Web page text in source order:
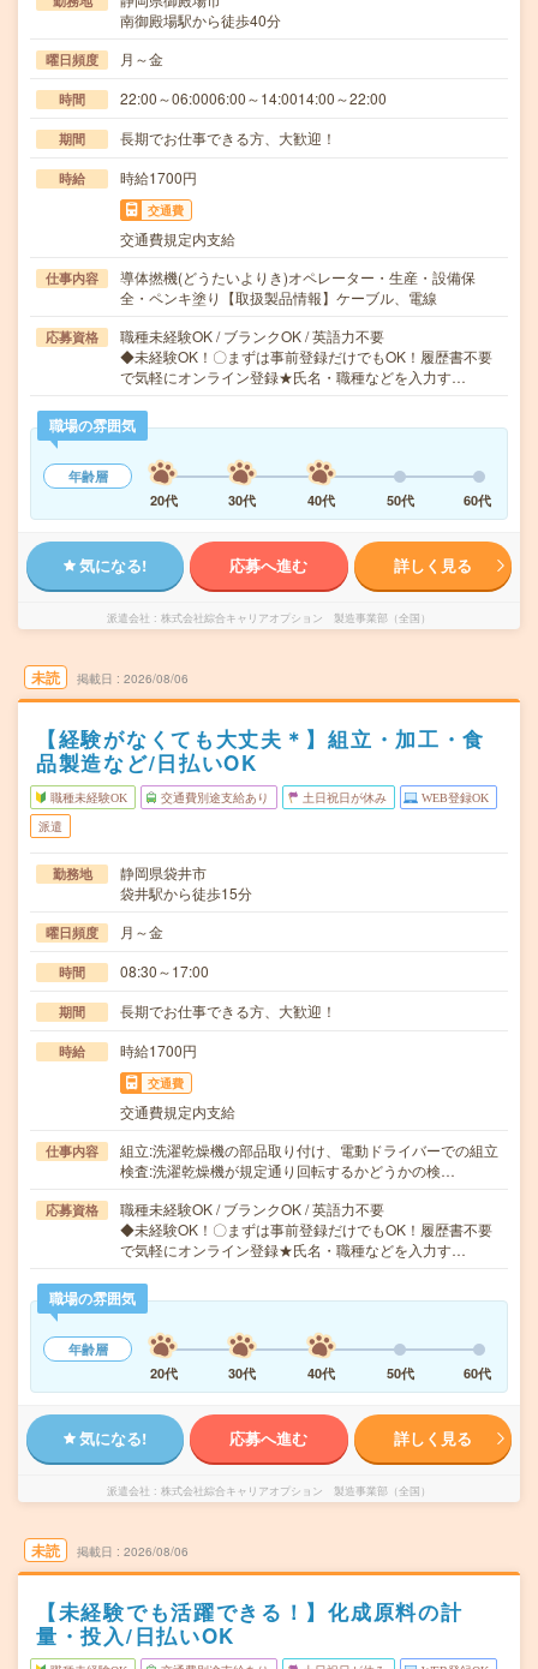
南御殿場駅から徒歩40分
曜日頻度 月～金
時間 22:00～06:0006:00～14:0014:00～22:00
期間 長期でお仕事できる方、大歓迎！
時給 時給1700円
交通費
交通費規定内支給
仕事内容
導体撚機(どうたいよりき)オペレーター・生産・設備保
全・ペンキ塗り【取扱製品情報】ケーブル、電線
応募資格
職種未経験OK / ブランクOK / 英語力不要
◆未経験OK！〇まずは事前登録だけでもOK！履歴書不要
で気軽にオンライン登録★氏名・職種などを入力す…
職場の雰囲気
年齢層
20代
30代 40代 50代 60代
気になる! 応募へ進む 詳しく見る
派遣会社 株式会社綜合キャリアオプション 製造事業部（全国）
未読 掲載日 2026/08/06
【経験がなくても大丈夫＊】組立・加工・食
品製造など/日払いOK
職種未経験OK 交通費別途支給あり 土日祝日が休み WEB登録OK
派遣
勤務地
静岡県袋井市
袋井駅から徒歩15分
曜日頻度 月～金
時間 08:30～17:00
期間 長期でお仕事できる方、大歓迎！
時給 時給1700円
交通費
交通費規定内支給
仕事内容
組立:洗濯乾燥機の部品取り付け、電動ドライバーでの組立
検査:洗濯乾燥機が規定通り回転するかどうかの検…
応募資格
職種未経験OK / ブランクOK / 英語力不要
◆未経験OK！〇まずは事前登録だけでもOK！履歴書不要
で気軽にオンライン登録★氏名・職種などを入力す…
職場の雰囲気
年齢層
20代
30代 40代 50代 60代
気になる! 応募へ進む 詳しく見る
派遣会社 株式会社綜合キャリアオプション 製造事業部（全国）
未読 掲載日 2026/08/06
【未経験でも活躍できる！】化成原料の計
量・投入/日払いOK